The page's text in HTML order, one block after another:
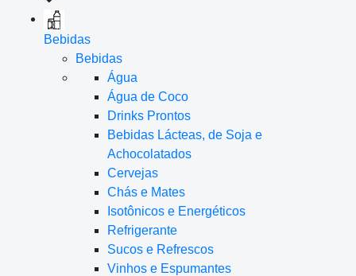
Bebidas
Bebidas
Água
Água de Coco
Drinks Prontos
Bebidas Lácteas, de Soja e
Achocolatados
Cervejas
Chás e Mates
Isotônicos e Energéticos
Refrigerante
Sucos e Refrescos
Vinhos e Espumantes